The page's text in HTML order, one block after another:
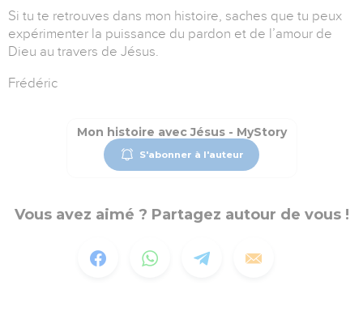
Si tu te retrouves dans mon histoire, saches que tu peux
expérimenter la puissance du pardon et de l’amour de
Dieu au travers de Jésus.
Frédéric
Mon histoire avec Jésus - MyStory
S'abonner à l'auteur
Vous avez aimé ? Partagez autour de vous !